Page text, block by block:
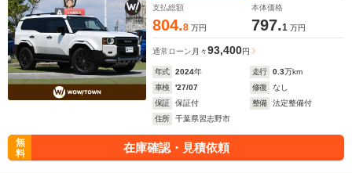
イブレコーダー レザーシート パワーシート ETC2.0
支払総額
804.8 万円
本体価格
797.1 万円
通常ローン 月々93,400円
年式 2024年 走行 0.3万km
車検
'27/07 修復
なし
保証
保証付 整備
法定整備付
住所
千葉県習志野市
無
料
在庫確認・見積依頼